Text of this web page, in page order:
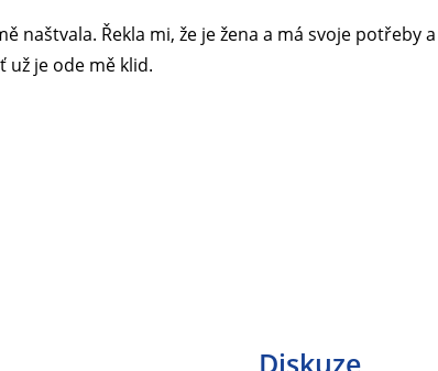
naštvala. Řekla mi, že je žena a má svoje potřeby
už je ode mě klid.